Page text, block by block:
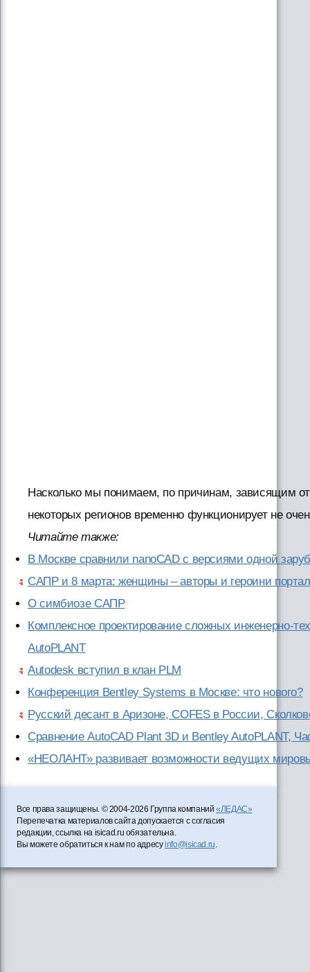
Насколько мы понимаем, по причинам, зависящим
некоторых регионов временно функционирует не
Читайте также:
В Москве сравнили nanoCAD с версиями одной
САПР и 8 марта: женщины – авторы и героини
О симбиозе САПР
Комплексное проектирование сложных инженерно-
AutoPLANT
Autodesk вступил в клан PLM
Конференция Bentley Systems в Москве: что нового?
Русский десант в Аризоне, COFES в России,
Сравнение AutoCAD Plant 3D и Bentley AutoPLANT,
«НЕОЛАНТ» развивает возможности ведущих
Все права защищены. © 2004-2026 Группа компаний«ЛЕДАС»
Перепечатка материалов сайта допускается с согласия
редакции, ссылка на isicad.ru обязательна.
Вы можете обратиться к нам по адресуinfo@isicad.ru.